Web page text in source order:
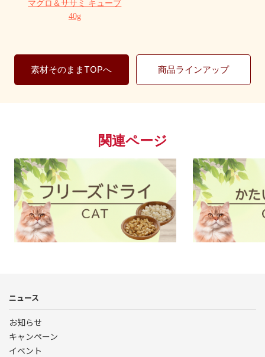
マグロ＆ササミ キューブ
40g
素材そのままTOPへ 商品ラインアップ
関連ページ
ニュース
お知らせ
キャンペーン
イベント